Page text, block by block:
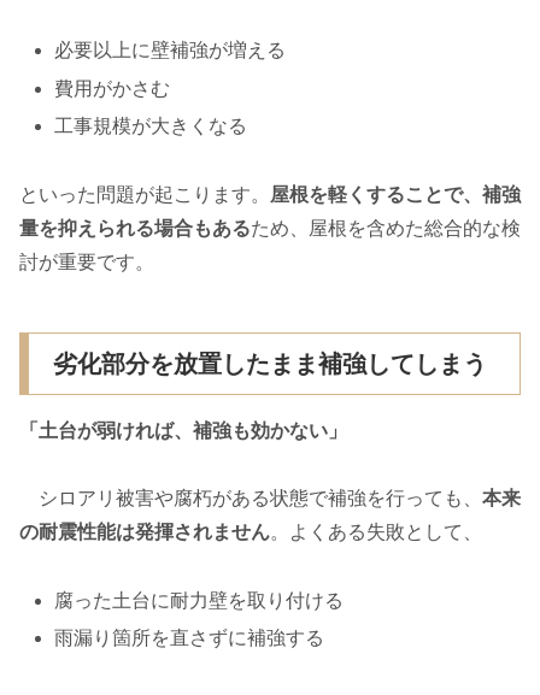
必要以上に壁補強が増える
費用がかさむ
工事規模が大きくなる
といった問題が起こります。 屋根を軽くすることで、補強
量を抑えられる場合もあるため、屋根を含めた総合的な検
討が重要です。
劣化部分を放置したまま補強してしまう
「土台が弱ければ、補強も効かない」
シロアリ被害や腐朽がある状態で補強を行っても、 本来
の耐震性能は発揮されません。よくある失敗として、
腐った土台に耐力壁を取り付ける
雨漏り箇所を直さずに補強する